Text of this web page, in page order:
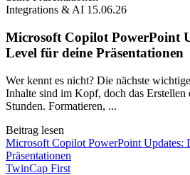
Integrations & AI 15.06.26
Microsoft Copilot PowerPoint
Level für deine Präsentationen
Wer kennt es nicht? Die nächste
Inhalte sind im Kopf, doch das Erstellen
Stunden. Formatieren, ...
Beitrag lesen
Microsoft Copilot PowerPoint Updates:
Präsentationen
TwinCap First